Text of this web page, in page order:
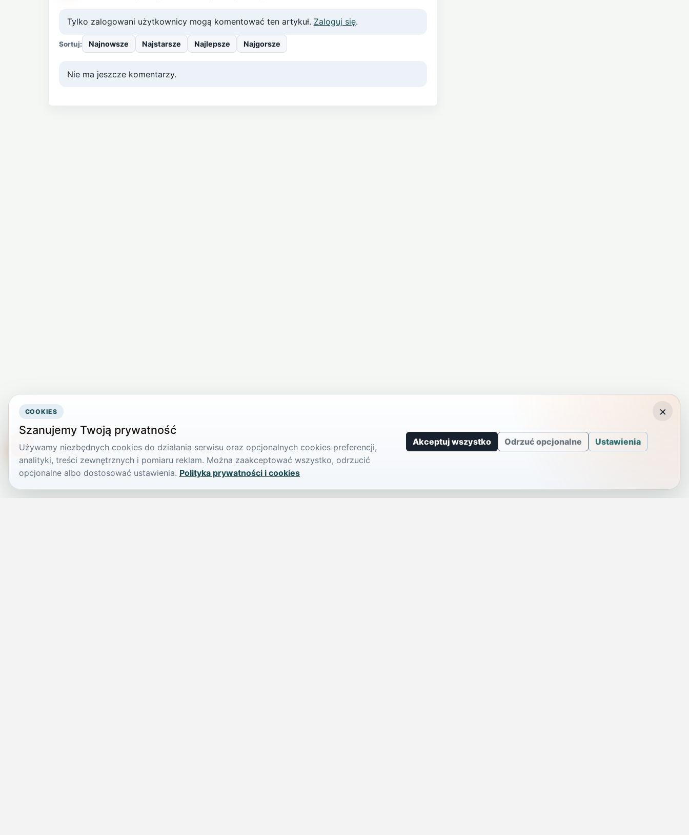
Tylko zalogowani użytkownicy mogą komentować ten artykuł. Zaloguj się.
Sortuj: Najnowsze Najstarsze Najlepsze Najgorsze
Nie ma jeszcze komentarzy.
COOKIES
Szanujemy Twoją prywatność
Używamy niezbędnych cookies do działania serwisu oraz opcjonalnych cookies preferencji,
analityki, treści zewnętrznych i pomiaru reklam. Można zaakceptować wszystko, odrzucić
opcjonalne albo dostosować ustawienia. Polityka prywatności i cookies
Akceptuj wszystko Odrzuć opcjonalne Ustawienia
×
TikTokowa Jelonka